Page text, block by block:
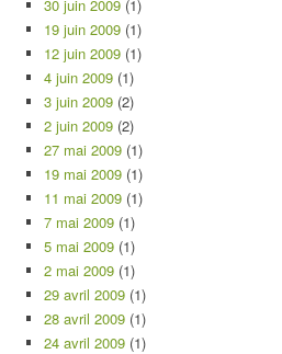
30 juin 2009 (1)
19 juin 2009 (1)
12 juin 2009 (1)
4 juin 2009 (1)
3 juin 2009 (2)
2 juin 2009 (2)
27 mai 2009 (1)
19 mai 2009 (1)
11 mai 2009 (1)
7 mai 2009 (1)
5 mai 2009 (1)
2 mai 2009 (1)
29 avril 2009 (1)
28 avril 2009 (1)
24 avril 2009 (1)